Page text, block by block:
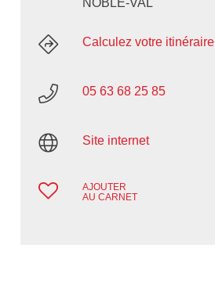
NOBLE-VAL
Calculez votre itinéraire
05 63 68 25 85
Site internet
AJOUTER
AU CARNET